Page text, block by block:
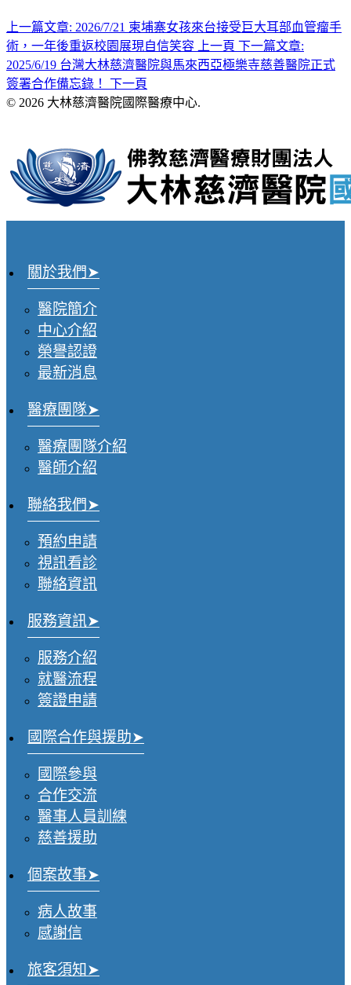
上一篇文章: 2026/7/21 柬埔寨女孩來台接受巨大耳部血管瘤手
術，一年後重返校園展現自信笑容
上一頁 下一篇文章:
2025/6/19 台灣大林慈濟醫院與馬來西亞極樂寺慈善醫院正式
簽署合作備忘錄！ 下一頁
© 2026 大林慈濟醫院國際醫療中心.
關於我們
醫院簡介
中心介紹
榮譽認證
最新消息
醫療團隊
醫療團隊介紹
醫師介紹
聯絡我們
預約申請
視訊看診
聯絡資訊
服務資訊
服務介紹
就醫流程
簽證申請
國際合作與援助
國際參與
合作交流
醫事人員訓練
慈善援助
個案故事
病人故事
感謝信
旅客須知